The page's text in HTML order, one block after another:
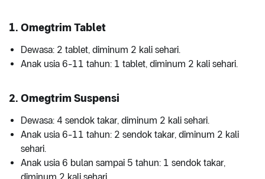
1. Omegtrim Tablet
Dewasa: 2 tablet, diminum 2 kali sehari.
Anak usia 6-11 tahun: 1 tablet, diminum 2 kali sehari.
2. Omegtrim Suspensi
Dewasa: 4 sendok takar, diminum 2 kali sehari.
Anak usia 6-11 tahun: 2 sendok takar, diminum 2 kali
sehari.
Anak usia 6 bulan sampai 5 tahun: 1 sendok takar,